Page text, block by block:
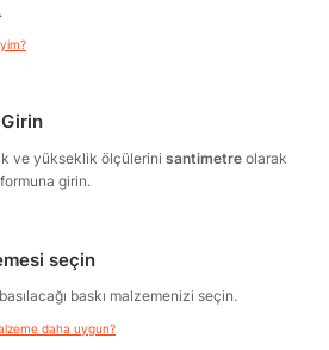
ve yükseklik ölçülerini santimetre olarak
formuna girin.
seçin
basılacağı baskı malzemenizi seçin.
daha uygun?